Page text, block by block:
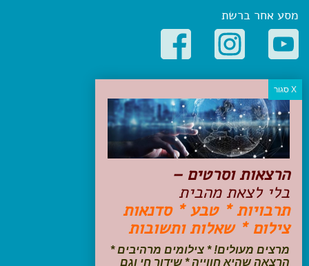
מסע אחר ברשת
קטגוריות פופולריות
יעדים
טיולים בישראל
מלונות בוטיק בישראל
טיפים והמלצות
הכנות לנסיעה
טיולי ג'יפים
טיולים עם ילדים
שייט, הפלגות, קרוזים
הרצאות וסרטים –
בלי לצאת מהבית
תרבויות * טבע * סדנאות
צילום * שאלות ותשובות
מרצים מעולים! * צילומים מרהיבים *
הרצאה שהיא חווייה * שידור חי וגם